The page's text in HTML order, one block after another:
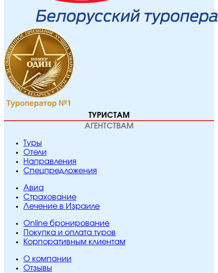
ТУРИСТАМ
АГЕНТСТВАМ
Туры
Отели
Направления
Спецпредложения
Авиа
Страхование
Лечение в Израиле
Online бронирование
Покупка и оплата туров
Корпоративным клиентам
O компании
Отзывы